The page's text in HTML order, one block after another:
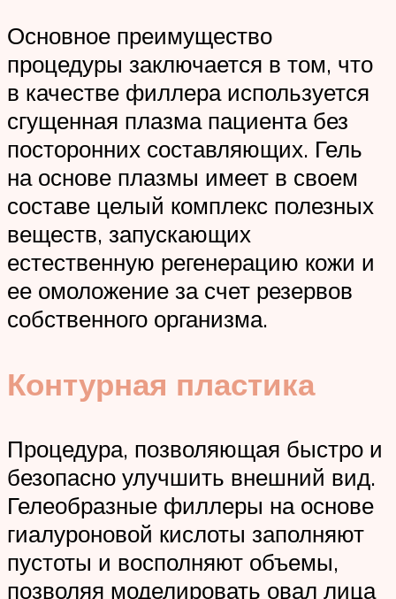
Основное преимущество
процедуры заключается в том, что
в качестве филлера используется
сгущенная плазма пациента без
посторонних составляющих. Гель
на основе плазмы имеет в своем
составе целый комплекс полезных
веществ, запускающих
естественную регенерацию кожи и
ее омоложение за счет резервов
собственного организма.
Контурная пластика
Процедура, позволяющая быстро и
безопасно улучшить внешний вид.
Гелеобразные филлеры на основе
гиалуроновой кислоты заполняют
пустоты и восполняют объемы,
позволяя моделировать овал лица